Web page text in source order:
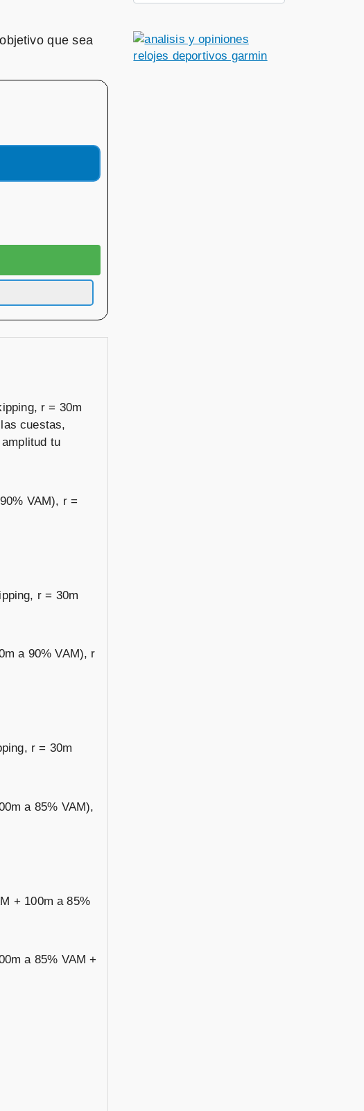
que sea
r = 30m
cuestas,
tu
VAM), r =
r = 30m
a 90% VAM), r
r = 30m
a 85% VAM),
+ 100m a 85%
a 85% VAM +